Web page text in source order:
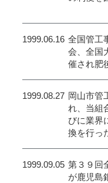
1999.06.16 全国管工
会、全国
催され肥
1999.08.27 岡山市管
れ、当組
びに業界
換を行っ
1999.09.05 第３９回
が鹿児島